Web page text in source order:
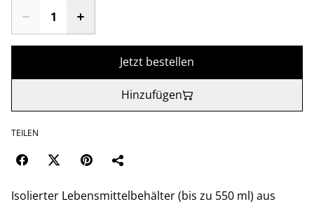
Jetzt bestellen
Hinzufügen
TEILEN
Isolierter Lebensmittelbehälter (bis zu 550 ml) aus